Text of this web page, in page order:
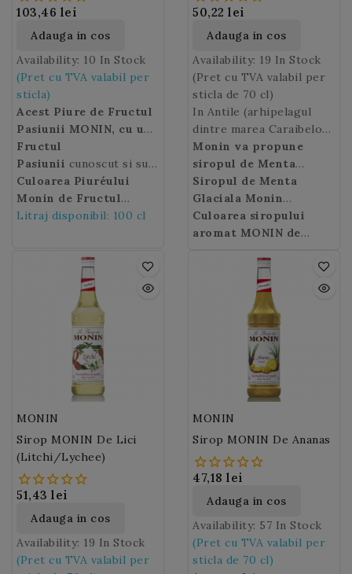
103,46 lei
Adauga in cos
Availability: 10 In Stock
(Pret cu TVA valabil per
sticla)
Acest Piure de Fructul
Pasiunii MONIN, cu un
gust echilibrat si
racoritor de fructul
pasiunii si cateva note
acidulate, va aduce o
nota exotica tuturor
Fructul
Pasiunii cunoscut si sub
denumirea de Chinola,
Parcha, Lilikoi sau
Grandilla, est un fruct
acrisoara, originar din
America de Sud. Numele
fructului pasiunii provine
"marauya" care semnifica
"fructe consumate dintr-
o inghititura".
Culoarea Piuréului
Monin de Fructul
Pasiunii: portocalie.
Litraj disponibil: 100 cl
50,22 lei
Adauga in cos
Availability: 19 In Stock
(Pret cu TVA valabil per
sticla de 70 cl)
In Antile (arhipelagul
dintre marea Caraibelor,
golful Mexic si oceanul
Atlantic), o credinta
populara spune ca un
sirop de menta glaciala
poate separa doua
persoane. In insula
menta glaciala (menta
este folosit pentru
inlaturarea spiritelor
Monin va propune
siropul de Menta
Glaciala (Frosted
Mint)ideal pentru a da
gust ultra racoritor
tuturor creatiilor
Mint Syrup Monin
este
perfect pentru
limonadele de vara !
Siropul de Menta
Glaciala Monin
concentreaza parfumul
pronuntat si intens de
proaspetime indelungata.
Culoarea siropului
aromat MONIN de
MONIN
Sirop MONIN De Lici
(Litchi/Lychee)
51,43 lei
Adauga in cos
Availability: 19 In Stock
(Pret cu TVA valabil per
MONIN
Sirop MONIN De Ananas
47,18 lei
Adauga in cos
Availability: 57 In Stock
(Pret cu TVA valabil per
sticla de 70 cl)